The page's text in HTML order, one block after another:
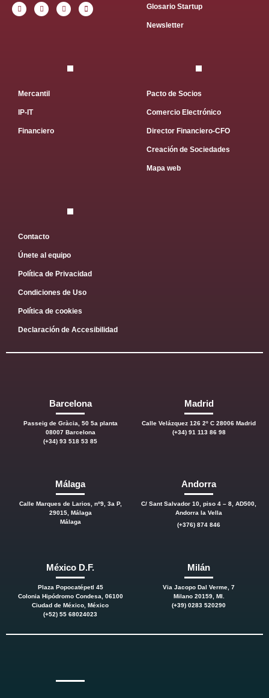
Glosario Startup
Newsletter
Mercantil
IP-IT
Financiero
Pacto de Socios
Comercio Electrónico
Director Financiero-CFO
Creación de Sociedades
Mapa web
Contacto
Únete al equipo
Política de Privacidad
Condiciones de Uso
Política de cookies
Declaración de Accesibilidad
Barcelona
Passeig de Gràcia, 50 5a planta
08007 Barcelona
(+34) 93 518 53 85
Madrid
Calle Velázquez 126 2º C 28006 Madrid
(+34) 91 113 86 98
Málaga
Calle Marques de Larios, nº9, 3a P,
29015, Málaga
Málaga
Andorra
C/ Sant Salvador 10, piso 4 – 8, AD500,
Andorra la Vella
(+376) 874 846
México D.F.
Plaza Popocatépetl 45
Colonia Hipódromo Condesa, 06100
Ciudad de México, México
(+52) 55 68024023
Milán
Via Jacopo Dal Verme, 7
Milano 20159, MI.
(+39) 0283 520290